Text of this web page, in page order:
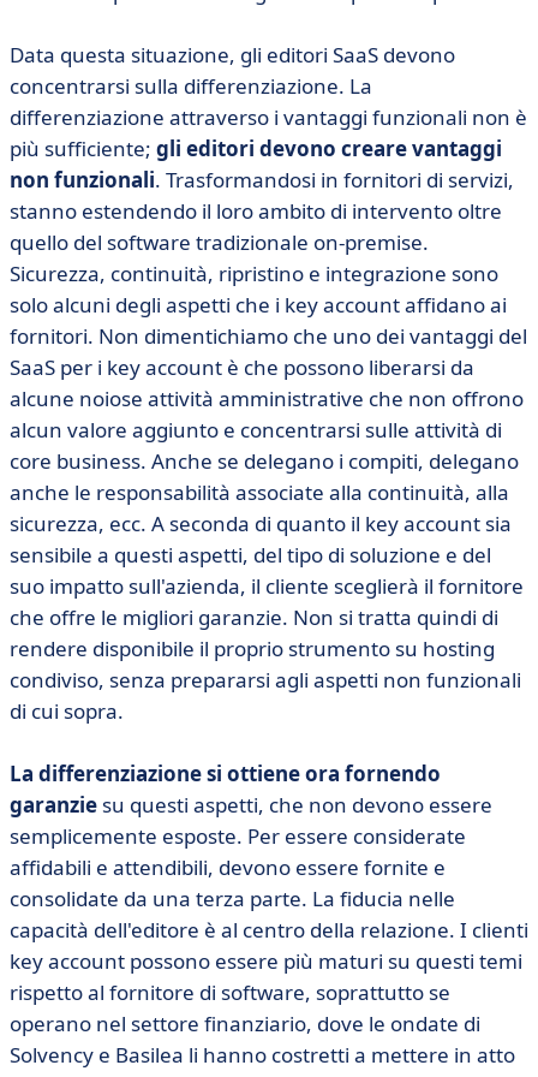
Data questa situazione, gli editori SaaS devono
concentrarsi sulla differenziazione. La
differenziazione attraverso i vantaggi funzionali non è
più sufficiente; gli editori devono creare vantaggi
non funzionali. Trasformandosi in fornitori di servizi,
stanno estendendo il loro ambito di intervento oltre
quello del software tradizionale on-premise.
Sicurezza, continuità, ripristino e integrazione sono
solo alcuni degli aspetti che i key account affidano ai
fornitori. Non dimentichiamo che uno dei vantaggi del
SaaS per i key account è che possono liberarsi da
alcune noiose attività amministrative che non offrono
alcun valore aggiunto e concentrarsi sulle attività di
core business. Anche se delegano i compiti, delegano
anche le responsabilità associate alla continuità, alla
sicurezza, ecc. A seconda di quanto il key account sia
sensibile a questi aspetti, del tipo di soluzione e del
suo impatto sull'azienda, il cliente sceglierà il fornitore
che offre le migliori garanzie. Non si tratta quindi di
rendere disponibile il proprio strumento su hosting
condiviso, senza prepararsi agli aspetti non funzionali
di cui sopra.
La differenziazione si ottiene ora fornendo
garanzie su questi aspetti, che non devono essere
semplicemente esposte. Per essere considerate
affidabili e attendibili, devono essere fornite e
consolidate da una terza parte. La fiducia nelle
capacità dell'editore è al centro della relazione. I clienti
key account possono essere più maturi su questi temi
rispetto al fornitore di software, soprattutto se
operano nel settore finanziario, dove le ondate di
Solvency e Basilea li hanno costretti a mettere in atto